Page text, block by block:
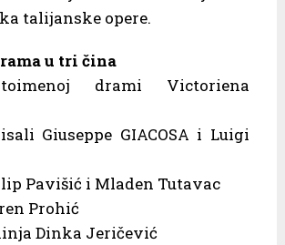
talijanske opere.
u tri čina
drami Victoriena
Giuseppe GIACOSA i Luigi
Pavišić i Mladen Tutavac
Prohić
Dinka Jeričević